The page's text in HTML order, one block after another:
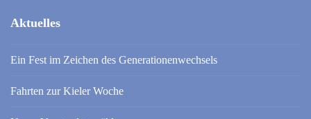
Aktuelles
Ein Fest im Zeichen des Generationenwechsels
Fahrten zur Kieler Woche